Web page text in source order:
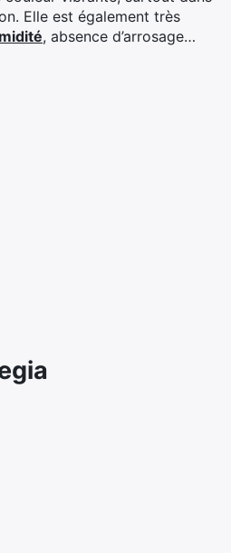
Elle est également très
, absence d’arrosage…